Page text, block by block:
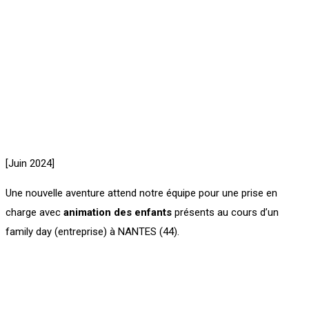
[Juin 2024]
Une nouvelle aventure attend notre équipe pour une prise en
charge avec animation des enfants présents au cours d’un
family day (entreprise) à NANTES (44).